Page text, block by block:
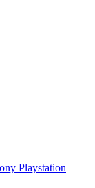
Playstation